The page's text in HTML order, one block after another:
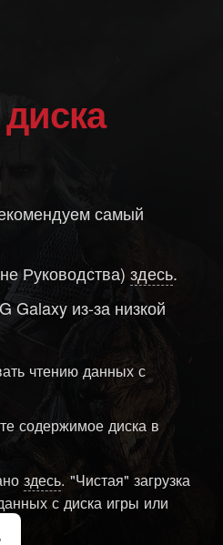
самый
Руководства)здесь.
Galaxy из-за низкой
чтению данных с
содержимое диска в
здесь. "Чистая" загрузка
с диска игры или